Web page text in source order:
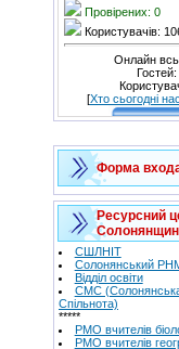
Провірених: 0
Користувачів:
Онлайн
Гостей:
[Хто сьогодні
Форма
Ресурсний
СШЛНІТ
Солонянський
Відділ освіти
СМС
Спільнота)
*****
РМО вчителів
РМО вчителів